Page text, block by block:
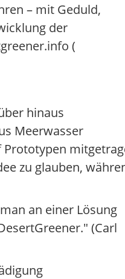
– mit Geduld,
der
(
hinaus
Meerwasser
Prototypen
zu glauben,
an einer Lösung
(Carl